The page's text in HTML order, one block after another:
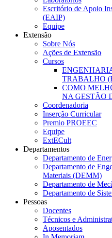
Escritório de Apoio
(EAIP)
Equipe
Extensão
Sobre Nós
Ações de Extensão
Cursos
TRABALHO
COMO
NA GESTÃO
Coordenadoria
Inserção Curricular
Premio PROEEC
Equipe
ExtECult
Departamentos
Departamento de
Departamento de
Materiais (DEMM)
Departamento de
Departamento de
Pessoas
Docentes
Técnicos e
Aposentados